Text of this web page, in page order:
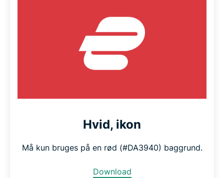
Hvid, ikon
Må kun bruges på en rød (#DA3940) baggrund.
Download